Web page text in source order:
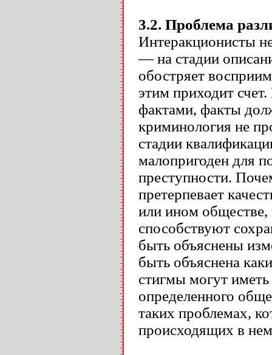
3.2. Проблема
Интеракционисты
— на стадии
обостряет
этим приходит
фактами, факты
криминология не
стадии
малопригоден для
преступности.
претерпевает
или ином
способствуют
быть объяснены
быть объяснена
стигмы могут
определенного
таких проблемах,
происходящих в